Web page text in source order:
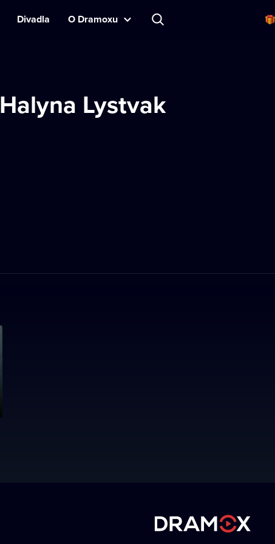
Divadla O Dramoxu
Halyna Lystvak